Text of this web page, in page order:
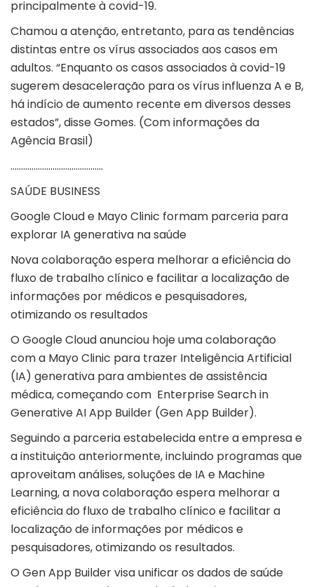
principalmente à covid-19.
Chamou a atenção, entretanto, para as tendências
distintas entre os vírus associados aos casos em
adultos. “Enquanto os casos associados à covid-19
sugerem desaceleração para os vírus influenza A e B,
há indício de aumento recente em diversos desses
estados”, disse Gomes. (Com informações da
Agência Brasil)
……………………………………..
SAÚDE BUSINESS
Google Cloud e Mayo Clinic formam parceria para
explorar IA generativa na saúde
Nova colaboração espera melhorar a eficiência do
fluxo de trabalho clínico e facilitar a localização de
informações por médicos e pesquisadores,
otimizando os resultados
O Google Cloud anunciou hoje uma colaboração
com a Mayo Clinic para trazer Inteligência Artificial
(IA) generativa para ambientes de assistência
médica, começando com Enterprise Search in
Generative AI App Builder (Gen App Builder).
Seguindo a parceria estabelecida entre a empresa e
a instituição anteriormente, incluindo programas que
aproveitam análises, soluções de IA e Machine
Learning, a nova colaboração espera melhorar a
eficiência do fluxo de trabalho clínico e facilitar a
localização de informações por médicos e
pesquisadores, otimizando os resultados.
O Gen App Builder visa unificar os dados de saúde